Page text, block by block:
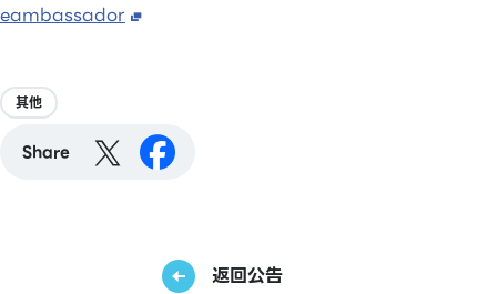
eambassador
其他
Share
返回公告